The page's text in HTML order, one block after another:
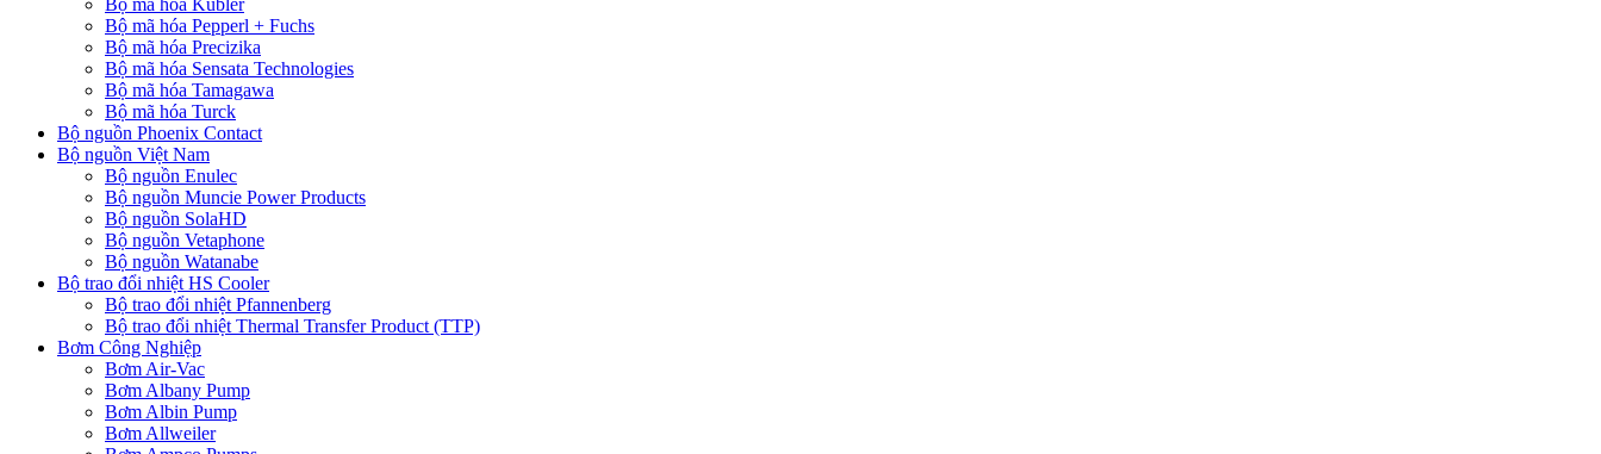
Bộ mã hóa Kubler
Bộ mã hóa Pepperl + Fuchs
Bộ mã hóa Precizika
Bộ mã hóa Sensata Technologies
Bộ mã hóa Tamagawa
Bộ mã hóa Turck
Bộ nguồn Phoenix Contact
Bộ nguồn Việt Nam
Bộ nguồn Enulec
Bộ nguồn Muncie Power Products
Bộ nguồn SolaHD
Bộ nguồn Vetaphone
Bộ nguồn Watanabe
Bộ trao đổi nhiệt HS Cooler
Bộ trao đổi nhiệt Pfannenberg
Bộ trao đổi nhiệt Thermal Transfer Product (TTP)
Bơm Công Nghiệp
Bơm Air-Vac
Bơm Albany Pump
Bơm Albin Pump
Bơm Allweiler